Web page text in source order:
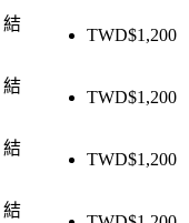
結
TWD$1,200
結
TWD$1,200
結
TWD$1,200
結